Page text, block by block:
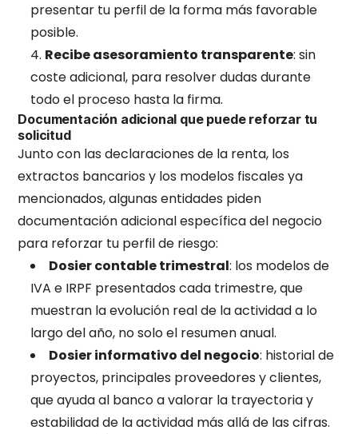
presentar tu perfil de la forma más favorable
posible.
Recibe asesoramiento transparente: sin
coste adicional, para resolver dudas durante
todo el proceso hasta la firma.
Documentación adicional que puede reforzar tu
solicitud
Junto con las declaraciones de la renta, los
extractos bancarios y los modelos fiscales ya
mencionados, algunas entidades piden
documentación adicional específica del negocio
para reforzar tu perfil de riesgo:
Dosier contable trimestral: los modelos de
IVA e IRPF presentados cada trimestre, que
muestran la evolución real de la actividad a lo
largo del año, no solo el resumen anual.
Dosier informativo del negocio: historial de
proyectos, principales proveedores y clientes,
que ayuda al banco a valorar la trayectoria y
estabilidad de la actividad más allá de las cifras.